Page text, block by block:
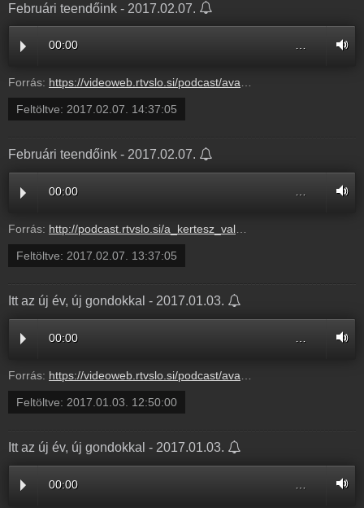
Februári teendőink - 2017.02.07.
00:00 …
Forrás: https://videoweb.rtvslo.si/podcast/ava_archive03/2017/02/07/Februriteendink286762.mp3
Feltöltve: 2017.02.07. 14:37:05
Februári teendőink - 2017.02.07.
00:00
Forrás: http://podcast.rtvslo.si/a_kertesz_valaszol.xml#a6c6f5a5e65278f92c45b11c32af44e6
Feltöltve: 2017.02.07. 13:37:05
Itt az új év, új gondokkal - 2017.01.03.
00:00
Forrás: https://videoweb.rtvslo.si/podcast/ava_archive03/2017/01/03/Ittazjvjgondokkal283283.mp3
Feltöltve: 2017.01.03. 12:50:00
Itt az új év, új gondokkal - 2017.01.03.
00:00